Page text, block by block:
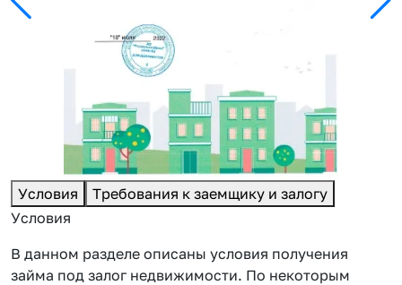
Условия
Требования к заемщику и залогу
Условия
В данном разделе описаны условия получения
займа под залог недвижимости. По некоторым